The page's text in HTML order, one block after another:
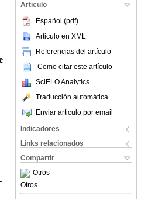
Articulo
Español (pdf)
Articulo en XML
Referencias del artículo
Como citar este artículo
SciELO Analytics
Traducción automática
Enviar articulo por email
Indicadores
Links relacionados
Compartir
Otros
Otros